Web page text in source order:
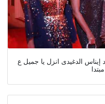
الدغيدى انزل يا جميل ع